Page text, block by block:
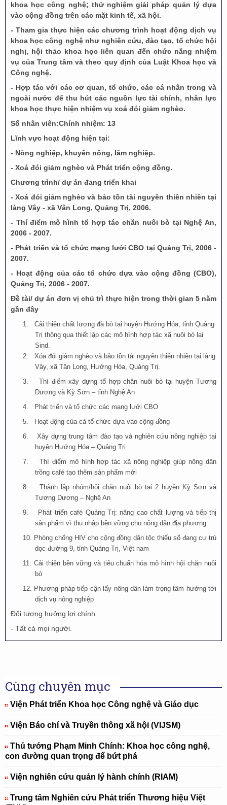
khoa học công nghệ; thử nghiệm giải pháp quản lý dựa
vào cộng đồng trên các mặt kinh tế, xã hội.
- Tham gia thực hiện các chương trình hoạt động dịch vụ
khoa học công nghệ như nghiên cứu, đào tạo, tổ chức hội
nghị, hội thảo khoa học liên quan đến chức năng nhiệm
vụ của Trung tâm và theo quy định của Luật Khoa học và
Công nghệ.
- Hợp tác với các cơ quan, tổ chức, các cá nhân trong và
ngoài nước để thu hút các nguồn lực tài chính, nhân lực
khoa học thực hiện nhiệm vụ xoá đói giảm nghèo.
Số nhân viên:Chính nhiệm: 13
Lĩnh vực hoạt động hiện tại:
- Nông nghiệp, khuyến nông, lâm nghiệp.
- Xoá đói giảm nghèo và Phát triển cộng đồng.
Chương trình/ dự án đang triển khai
- Xoá đói giảm nghèo và bảo tồn tài nguyên thiên nhiên tại
làng Vây - xã Vân Long, Quảng Trị, 2006.
- Thí điểm mô hình tổ hợp tác chăn nuôi bò tại Nghệ An,
2006 - 2007.
- Phát triển và tổ chức mạng lưới CBO tại Quảng Trị, 2006 -
2007.
- Hoạt động của các tổ chức dựa vào cộng đồng (CBO),
Quảng Trị, 2006 - 2007.
Đề tài/ dự án đơn vị chủ trì thực hiện trong thời gian 5 năm
gần đây
1.
Cải thiện chất lượng đà bò tại huyện Hướng Hóa, tỉnh Quảng
Trị thông qua thiết lập các mô hình hợp tác xã nuôi bò lai
Sind.
2.
Xóa đói giảm nghèo và bảo tồn tài nguyên thiên nhiên tại làng
Vây, xã Tân Long, Hướng Hóa, Quảng Trị.
3.
Thí điểm xây dựng tổ hợp chăn nuôi bò tại huyện Tương
Dương và Kỳ Sơn – tỉnh Nghệ An
4.
Phát triển và tổ chức các mạng lưới CBO
5.
Hoạt động của cá tổ chức dựa vào cộng đồng
6.
Xây dựng trung tâm đào tạo và nghiên cứu nông nghiệp tại
huyện Hướng Hóa – Quảng Trị
7.
Thí điểm mô hình hợp tác xã nông nghiệp giúp nông dân
trồng café tạo thêm sản phẩm mới
8.
Thành lập nhóm/hội chăn nuôi bò tại 2 huyện Kỳ Sơn và
Tương Dương – Nghệ An
9.
Phát triển café Quảng Trị: nâng cao chất lượng và tiếp thị
sản phẩm vì thu nhập bền vững cho nông dân địa phương.
10. Phòng chống HIV cho cộng đồng dân tộc thiểu số đang cư trú
dọc đường 9, tỉnh Quảng Trị, Việt nam
11. Cải thiện bền vững và tiêu chuẩn hóa mô hình hội chăn nuôi
bò
12. Phương pháp tiếp cận lấy nông dân làm trọng tâm hướng tới
dịch vụ nông nghiệp
Đối tượng hưởng lợi chính
- Tất cả mọi người.
Cùng chuyên mục
Viện Phát triển Khoa học Công nghệ và Giáo dục
Viện Báo chí và Truyền thông xã hội (VIJSM)
Thủ tướng Phạm Minh Chính: Khoa học công nghệ,
con đường quan trọng để bứt phá
Viện nghiên cứu quản lý hành chính (RIAM)
Trung tâm Nghiên cứu Phát triển Thương hiệu Việt